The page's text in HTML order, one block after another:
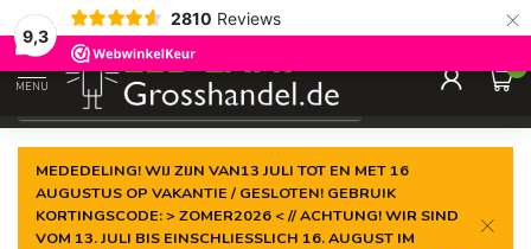
9,3
2810 Reviews ×
Gegarandeerde delaagste prijs
MENU
0
MEDEDELING! WIJ ZIJN VAN13 JULI TOT EN MET 16
AUGUSTUS OP VAKANTIE / GESLOTEN! GEBRUIK
KORTINGSCODE: > ZOMER2026 < // ACHTUNG! WIR SIND
VOM 13. JULI BIS EINSCHLIESSLICH 16. AUGUST IM